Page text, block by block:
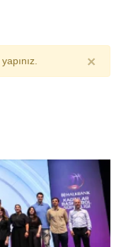
yapınız. ×